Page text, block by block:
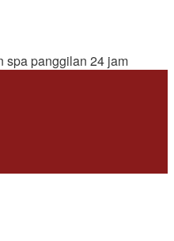
spa panggilan 24 jam